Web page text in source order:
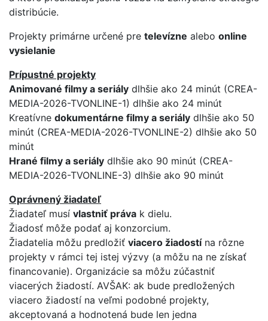
distribúcie.
Projekty primárne určené pre televízne alebo online
vysielanie
Prípustné projekty
Animované filmy a seriály dlhšie ako 24 minút (CREA-
MEDIA-2026-TVONLINE-1) dlhšie ako 24 minút
Kreatívne dokumentárne filmy a seriály dlhšie ako 50
minút (CREA-MEDIA-2026-TVONLINE-2) dlhšie ako 50
minút
Hrané filmy a seriály dlhšie ako 90 minút (CREA-
MEDIA-2026-TVONLINE-3) dlhšie ako 90 minút
Oprávnený žiadateľ
Žiadateľ musí vlastniť práva k dielu.
Žiadosť môže podať aj konzorcium.
Žiadatelia môžu predložiť viacero žiadostína rôzne
projekty v rámci tej istej výzvy (a môžu na ne získať
financovanie). Organizácie sa môžu zúčastniť
viacerých žiadostí. AVŠAK: ak bude predložených
viacero žiadostí na veľmi podobné projekty,
akceptovaná a hodnotená bude len jedna